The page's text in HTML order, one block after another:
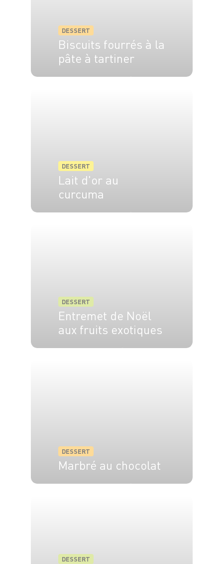
DESSERT
Biscuits fourrés à la
pâte à tartiner
DESSERT
Lait d'or au
curcuma
DESSERT
Entremet de Noël
aux fruits exotiques
DESSERT
Marbré au chocolat
DESSERT